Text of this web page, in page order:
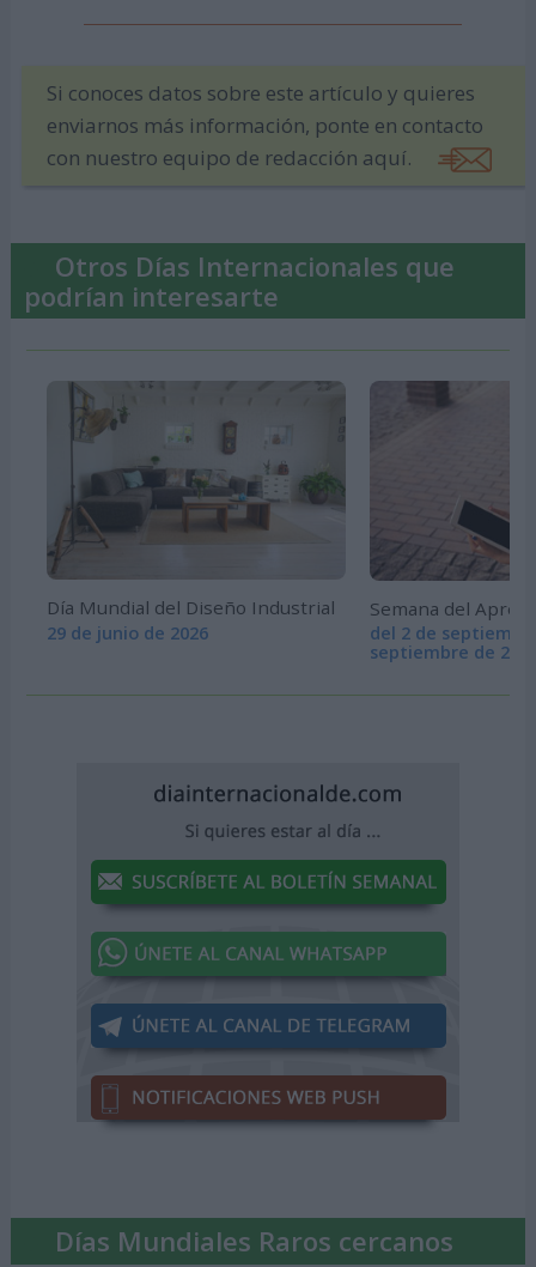
Si conoces datos sobre este artículo y quieres
enviarnos más información, ponte en contacto
con nuestro equipo de redacción aquí.
Otros Días Internacionales que
podrían interesarte
Día Mundial del Diseño Industrial
29 de junio de 2026
Semana del
del 2 de
septiembre de
Días Mundiales Raros cercanos